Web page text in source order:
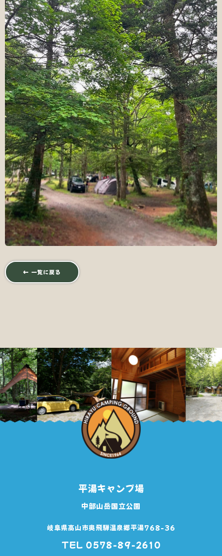
← 一覧に戻る
平湯キャンプ場
中部山岳国立公園
岐阜県高山市奥飛騨温泉郷平湯768-36
TEL 0578-89-2610